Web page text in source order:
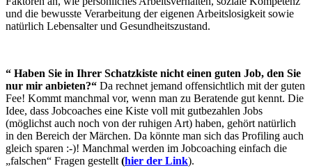
und die bewusste Verarbeitung der eigenen Arbeitslosigkeit sowie
natürlich Lebensalter und Gesundheitszustand.
“ Haben Sie in Ihrer Schatzkiste nicht einen guten Job, den Sie
nur mir anbieten?“ Da rechnet jemand offensichtlich mit der guten
Fee! Kommt manchmal vor, wenn man zu Beratende gut kennt. Die
Idee, dass Jobcoaches eine Kiste voll mit gutbezahlen Jobs
(möglichst auch noch von der ruhigen Art) haben, gehört natürlich
in den Bereich der Märchen. Da könnte man sich das Profiling auch
gleich sparen :-)! Manchmal werden im Jobcoaching einfach die
„falschen“ Fragen gestellt (hier der Link).